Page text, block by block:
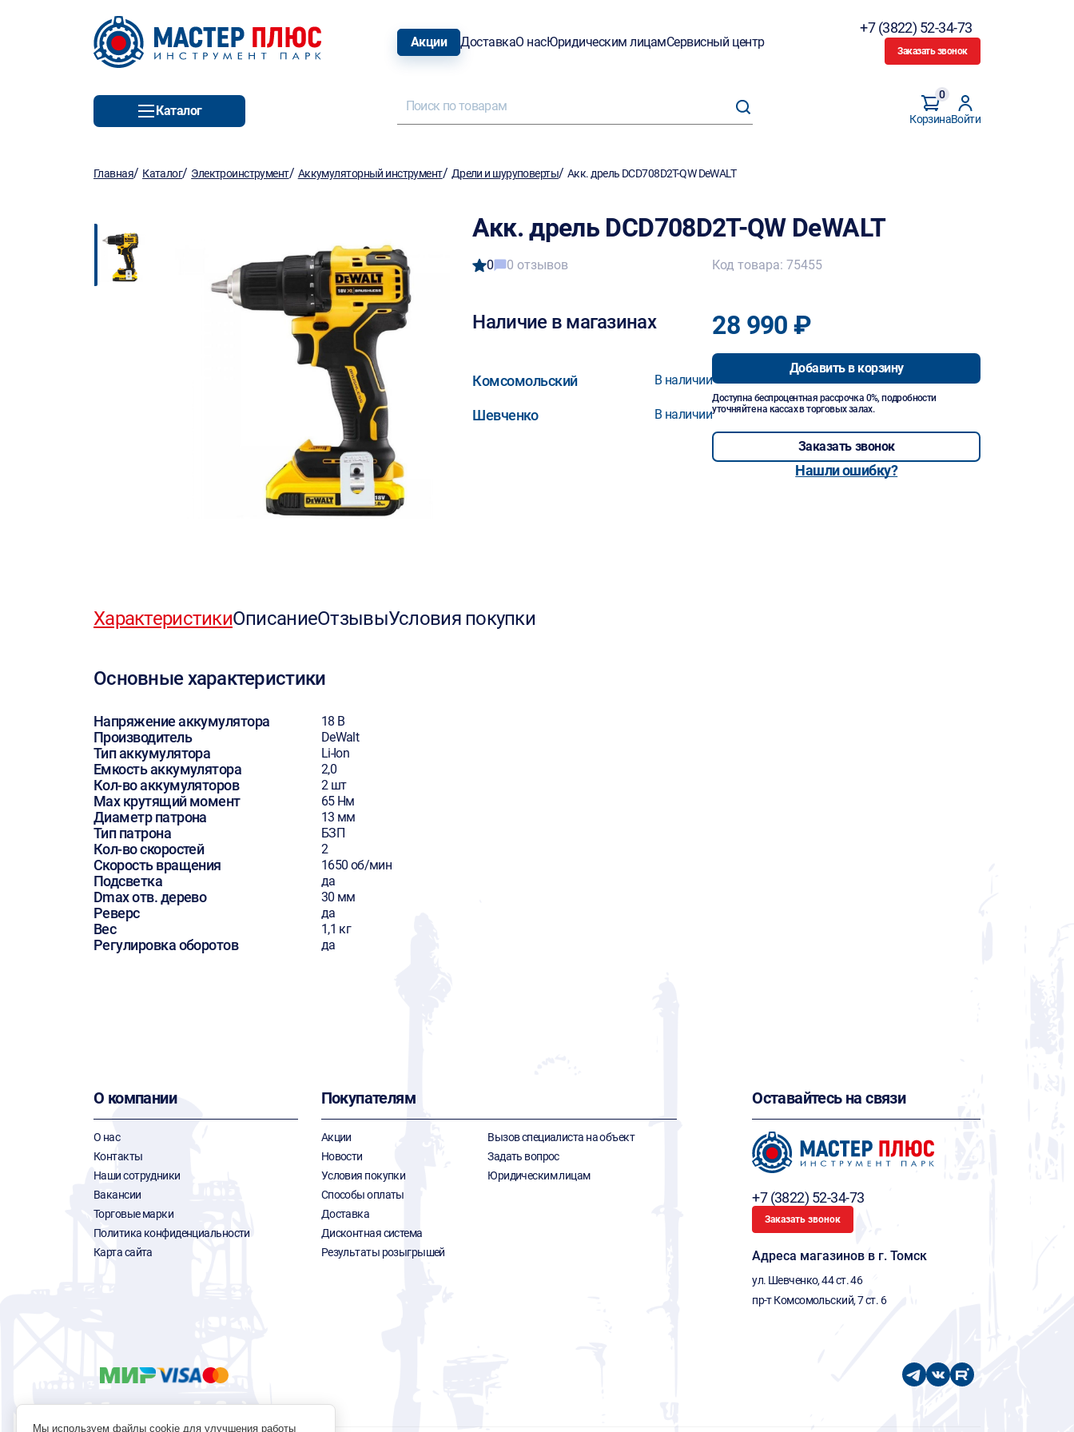
Акции ДоставкаО насЮридическим лицамСервисный центр
+7 (3822) 52-34-73
Заказать звонок
Каталог
Корзина
0
Войти
Главная/ Каталог/ Электроинструмент/ Аккумуляторный инструмент/ Дрели и шуруповерты/Акк. дрель DCD708D2T-QW DeWALT
Акк. дрель DCD708D2T-QW DeWALT
0 0 отзывов
Наличие в магазинах
Комсомольский В наличии
Шевченко В наличии
Код товара: 75455
28 990 ₽
Добавить в корзину
Доступна беспроцентная рассрочка 0%, подробности
уточняйте на кассах в торговых залах.
Заказать звонок
Нашли ошибку?
ХарактеристикиОписаниеОтзывыУсловия покупки
Основные характеристики
Напряжение аккумулятора 18 В
Производитель DeWalt
Тип аккумулятора Li-Ion
Емкость аккумулятора 2,0
Кол-во аккумуляторов 2 шт
Max крутящий момент 65 Нм
Диаметр патрона 13 мм
Тип патрона БЗП
Кол-во скоростей 2
Скорость вращения 1650 об/мин
Подсветка да
Dmax отв. дерево 30 мм
Реверс да
Вес 1,1 кг
Регулировка оборотов да
О компании
О нас
Контакты
Наши сотрудники
Вакансии
Торговые марки
Политика конфиденциальности
Карта сайта
Покупателям
Акции
Новости
Условия покупки
Способы оплаты
Доставка
Дисконтная система
Результаты розыгрышей
Вызов специалиста на объект
Задать вопрос
Юридическим лицам
Оставайтесь на связи
+7 (3822) 52-34-73
Заказать звонок
Адреса магазинов в г. Томск
ул. Шевченко, 44 ст. 46
пр-т Комсомольский, 7 ст. 6
Мы используем файлы cookie для улучшения работы